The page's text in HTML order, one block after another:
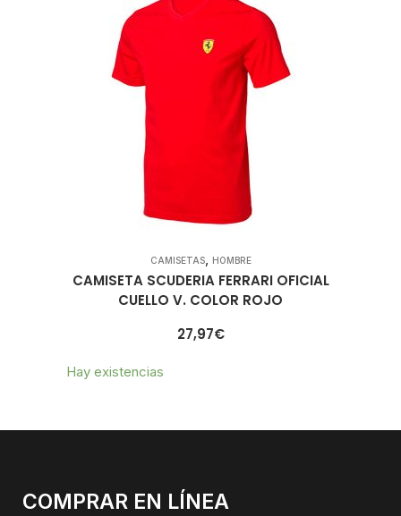
CAMISETAS, HOMBRE
CAMISETA SCUDERIA FERRARI OFICIAL
CUELLO V. COLOR ROJO
27,97€
Hay existencias
COMPRAR EN LÍNEA